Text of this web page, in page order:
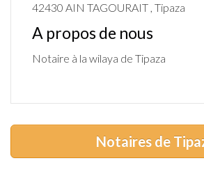
42430 AIN TAGOURAIT , Tipaza
A propos de nous
Notaire à la wilaya de Tipaza
Notaires de